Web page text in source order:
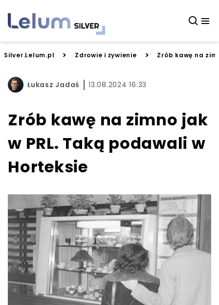
Silver.Lelum.pl > Zdrowie i żywienie > Zrób kawę na
Łukasz Jadaś 13.08.2024 16:33
Zrób kawę na zimno jak
w PRL. Taką podawali w
Horteksie